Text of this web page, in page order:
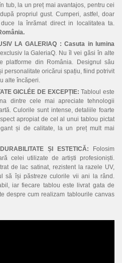
tub, la un preț mai avantajos, pentru cei
propriul gust. Cumperi, astfel, doar
la înrămat direct in localitatea ta.
LA GALERIAQ :Casuta in lumina
la GaleriaQ. Nu îl vei găsi în alte
platforme din România. Designul său
personalitate oricărui spațiu, fiind potrivit
alte încăperi.
GICLÉE DE EXCEPȚIE: Tabloul este
dintre cele mai apreciate tehnologii
Culorile sunt intense, detaliile foarte
apropiat de cel al unui tablou pictat
și de calitate, la un preț mult mai
ȘI ESTETICĂ: Folosim
celei utilizate de artiști profesioniști.
de lac satinat, rezistent la razele UV,
să își păstreze culorile vii ani la rând.
iar fiecare tablou este livrat gata de
despre cum realizam tablourile canvas